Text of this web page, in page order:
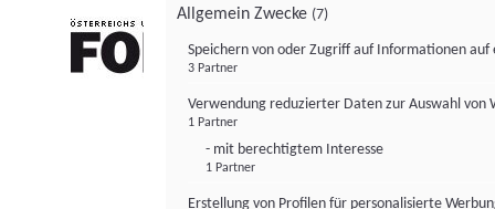
Allgemein Zwecke (7)
Speichern von oder Zugriff auf Informationen auf
3 Partner
Verwendung reduzierter Daten zur Auswahl von
1 Partner
- mit berechtigtem Interesse
1 Partner
Erstellung von Profilen für personalisierte
FONDS professionell